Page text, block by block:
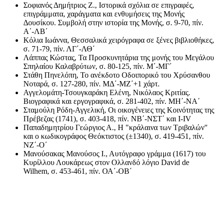
Σοφιανός Δημήτριος Ζ., Ιστορικά σχόλια σε επιγραφές,
επιγράμματα, χαράγματα και ενθυμήσεις της Μονής
Δουσίκου. Συμβολή στην ιστορία της Μονής, σ. 9-70, πίν.
Α΄-ΛΒ΄
Κόλια Ιωάννα, Θεσσαλικά χειρόγραφα σε ξένες βιβλιοθήκες,
σ. 71-79, πίν. ΛΓ΄-ΛΘ΄
Λάππας Κώστας, Τα Προσκυνητάρια της μονής του Μεγάλου
Σπηλαίου Καλαβρύτων, σ. 80-125, πίν. Μ΄-ΜΓ΄
Στάθη Πηνελόπη, Το ανέκδοτο Οδοιπορικό του Χρύσανθου
Νοταρά, σ. 127-280, πίν. ΜΔ΄-ΜΖ΄+1 χάρτ.
Αγγελομάτη-Τσουγκαράκη Ελένη, Νικόλαος Κριτίας.
Βιογραφικά και εργογραφικά, σ. 281-402, πίν. ΜΗ΄-ΝΑ΄
Σταμούλη Ρόδη-Αγγελική, Οι οικογένειες της Κοινότητας της
Πρέβεζας (1741), σ. 403-418, πίν. ΝΒ΄-ΝΣΤ΄ και Ι-ΙV
Παπαδημητρίου Γεώργιος Α., Η "κράλαινα των Τριβαλών"
και ο κωδικογράφος Θεόκτιστος (±1340), σ. 419-451, πίν.
ΝΖ΄-Ο΄
Μανούσακας Μανούσος Ι., Αυτόγραφο γράμμα (1617) του
Κυρίλλου Λουκάρεως στον Ολλανδό λόγιο David de
Wilhem, σ. 453-461, πίν. ΟΑ΄-ΟΒ΄